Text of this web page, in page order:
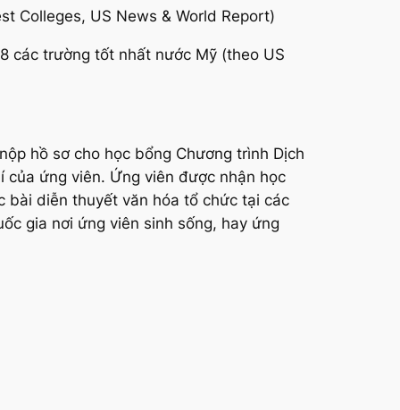
Colleges, US News & World Report)
các trường tốt nhất nước Mỹ (theo US
hồ sơ cho học bổng Chương trình Dịch
ứng viên. Ứng viên được nhận học
bài diễn thuyết văn hóa tổ chức tại các
gia nơi ứng viên sinh sống, hay ứng